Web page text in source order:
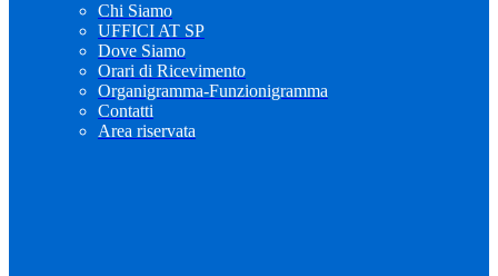
Chi Siamo
UFFICI AT SP
Dove Siamo
Orari di Ricevimento
Organigramma-Funzionigramma
Contatti
Area riservata